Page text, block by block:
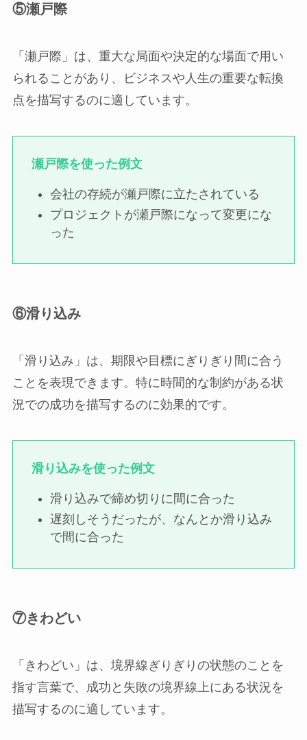
⑤瀬戸際
「瀬戸際」は、重大な局面や決定的な場面で用い
られることがあり、ビジネスや人生の重要な転換
点を描写するのに適しています。
瀬戸際を使った例文
会社の存続が瀬戸際に立たされている
プロジェクトが瀬戸際になって変更にな
った
⑥滑り込み
「滑り込み」は、期限や目標にぎりぎり間に合う
ことを表現できます。特に時間的な制約がある状
況での成功を描写するのに効果的です。
滑り込みを使った例文
滑り込みで締め切りに間に合った
遅刻しそうだったが、なんとか滑り込み
で間に合った
⑦きわどい
「きわどい」は、境界線ぎりぎりの状態のことを
指す言葉で、成功と失敗の境界線上にある状況を
描写するのに適しています。